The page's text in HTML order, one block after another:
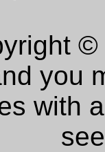
©
you
with